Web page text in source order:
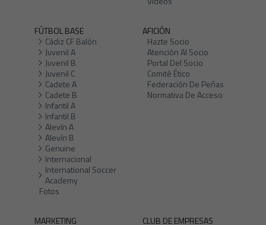
FÚTBOL BASE
Cádiz CF Balón
Juvenil A
Juvenil B
Juvenil C
Cadete A
Cadete B
Infantil A
Infantil B
Alevín A
Alevín B
Genuine
Internacional
International Soccer
Academy
Fotos
AFICIÓN
Hazte Socio
Atención Al Socio
Portal Del Socio
Comité Ético
Federación De Peñas
Normativa De Acceso
MARKETING CLUB DE EMPRESAS